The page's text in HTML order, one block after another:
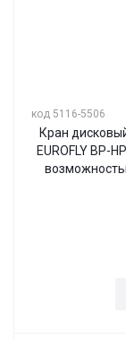
код 5116-5506
Кран
EUROFLY ВР-